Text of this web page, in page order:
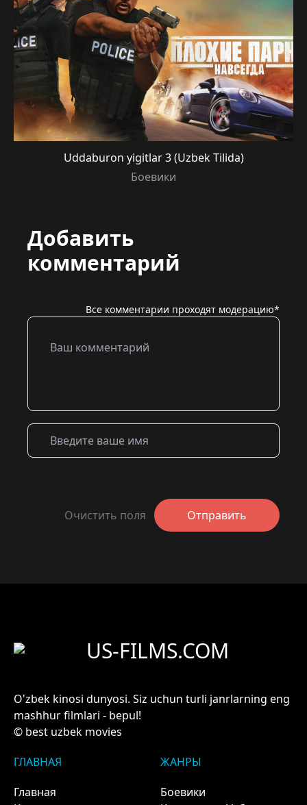
Uddaburon yigitlar 3 (Uzbek Tilida)
Боевики
Добавить
комментарий
Все комментарии проходят модерацию*
Очистить поля Отправить
US-FILMS.COM
O'zbek kinosi dunyosi. Siz uchun turli janrlarning eng
mashhur filmlari - bepul!
© best uzbek movies
ГЛАВНАЯ
Главная
ЖАНРЫ
Боевики